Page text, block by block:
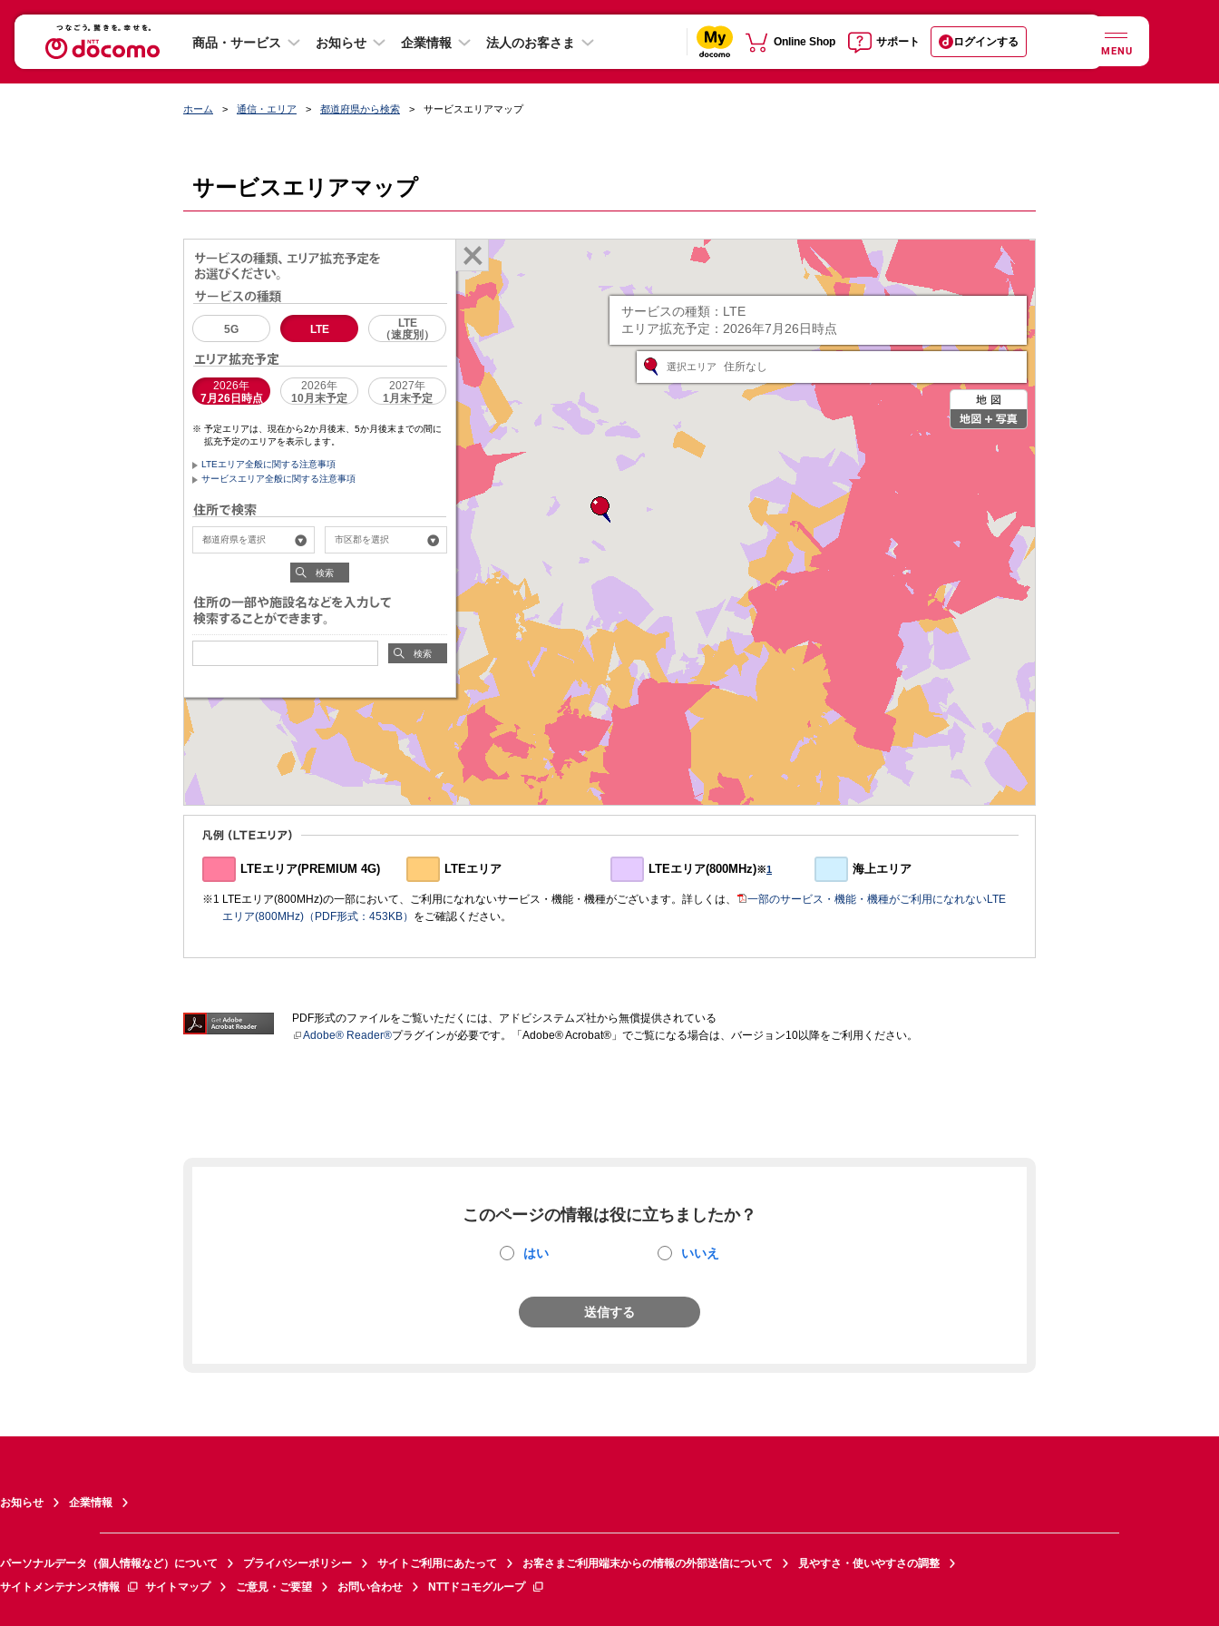
商品・サービス お知らせ 企業情報 法人のお客さま Online Shop サポート ログインする
MENU
ホーム 通信・エリア 都道府県から検索 サービスエリアマップ
サービスエリアマップ
5G LTE
LTE
（速度別）
2026年
7月26日時点
2026年
10月末予定
2027年
1月末予定
予定エリアは、現在から2か月後末、5か月後末までの間に
拡充予定のエリアを表示します。
LTEエリア全般に関する注意事項
サービスエリア全般に関する注意事項
検索
検索
サービスの種類： LTE
エリア拡充予定： 2026年7月26日時点
選択エリア 住所なし
LTEエリア(PREMIUM 4G) LTEエリア LTEエリア(800MHz)※1 海上エリア
LTEエリア(800MHz)の一部において、ご利用になれないサービス・機能・機種がございます。詳しくは、
一部のサービス・機能・機種がご利用になれないLTE
エリア(800MHz)（PDF形式：453KB） をご確認ください。
PDF形式のファイルをご覧いただくには、アドビシステムズ社から無償提供されている
Adobe® Reader®プラグインが必要です。「Adobe® Acrobat®」でご覧になる場合は、バージョン10以降をご利用ください。
このページの情報は役に立ちましたか？
はい いいえ
送信する
お知らせ 企業情報
パーソナルデータ（個人情報など）について プライバシーポリシー サイトご利用にあたって お客さまご利用端末からの情報の外部送信について
見やすさ・使いやすさの調整
サイトメンテナンス情報
サイトマップ ご意見・ご要望 お問い合わせ NTTドコモグループ